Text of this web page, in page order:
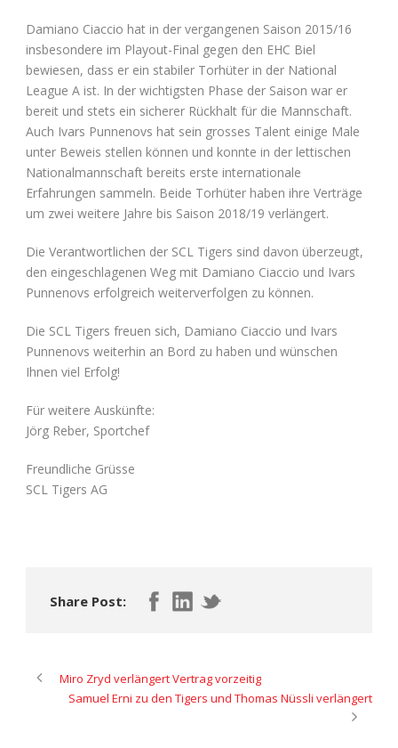
Damiano Ciaccio hat in der vergangenen Saison 2015/16
insbesondere im Playout-Final gegen den EHC Biel
bewiesen, dass er ein stabiler Torhüter in der National
League A ist. In der wichtigsten Phase der Saison war er
bereit und stets ein sicherer Rückhalt für die Mannschaft.
Auch Ivars Punnenovs hat sein grosses Talent einige Male
unter Beweis stellen können und konnte in der lettischen
Nationalmannschaft bereits erste internationale
Erfahrungen sammeln. Beide Torhüter haben ihre Verträge
um zwei weitere Jahre bis Saison 2018/19 verlängert.
Die Verantwortlichen der SCL Tigers sind davon überzeugt,
den eingeschlagenen Weg mit Damiano Ciaccio und Ivars
Punnenovs erfolgreich weiterverfolgen zu können.
Die SCL Tigers freuen sich, Damiano Ciaccio und Ivars
Punnenovs weiterhin an Bord zu haben und wünschen
Ihnen viel Erfolg!
Für weitere Auskünfte:
Jörg Reber, Sportchef
Freundliche Grüsse
SCL Tigers AG
Share Post:
Miro Zryd verlängert Vertrag vorzeitig
Samuel Erni zu den Tigers und Thomas Nüssli verlängert